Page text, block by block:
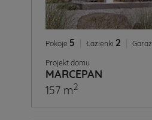
Pokoje 5 Łazienki 2 Garaż
Projekt domu
MARCEPAN
157 m2